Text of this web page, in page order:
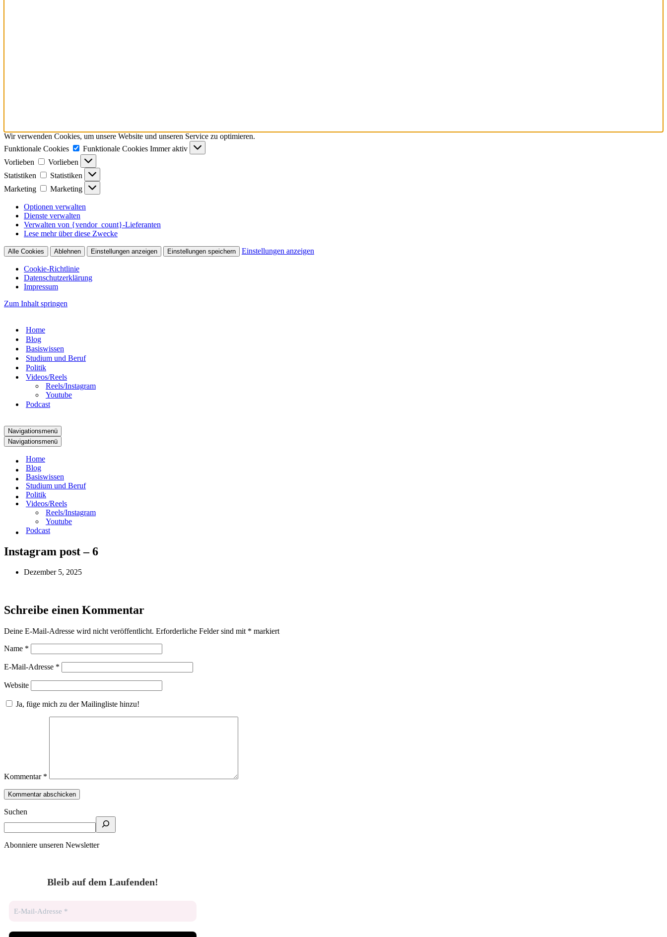
Wir verwenden Cookies, um unsere Website und unseren Service zu optimieren.
Funktionale Cookies
Funktionale Cookies Immer aktiv
Vorlieben
Vorlieben
Statistiken
Statistiken
Marketing
Marketing
Optionen verwalten
Dienste verwalten
Verwalten von {vendor_count}-Lieferanten
Lese mehr über diese Zwecke
Alle Cookies Ablehnen Einstellungen anzeigen Einstellungen speichern Einstellungen anzeigen
Cookie-Richtlinie
Datenschutzerklärung
Impressum
Zum Inhalt springen
Home
Blog
Basiswissen
Studium und Beruf
Politik
Videos/Reels
Reels/Instagram
Youtube
Podcast
Navigationsmenü
Navigationsmenü
Home
Blog
Basiswissen
Studium und Beruf
Politik
Videos/Reels
Reels/Instagram
Youtube
Podcast
Instagram post – 6
Dezember 5, 2025
Schreibe einen Kommentar
Deine E-Mail-Adresse wird nicht veröffentlicht. Erforderliche Felder sind mit * markiert
Name *
E-Mail-Adresse *
Website
Ja, füge mich zu der Mailingliste hinzu!
Kommentar *
Suchen
Abonniere unseren Newsletter
Bleib auf dem Laufenden!